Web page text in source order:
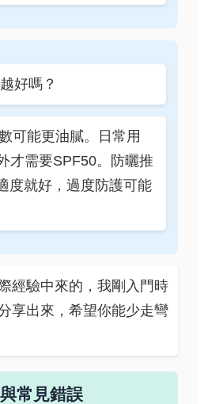
好嗎？
可能更油膩。日常用
才需要SPF50。防曬推
度就好，過度防護可能
經驗中來的，我剛入門時
享出來，希望你能少走彎
常見錯誤